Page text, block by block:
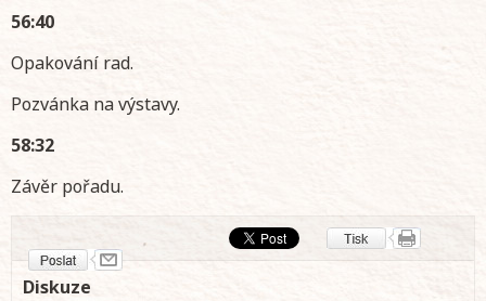
56:40
Opakování rad.
Pozvánka na výstavy.
58:32
Závěr pořadu.
Diskuze